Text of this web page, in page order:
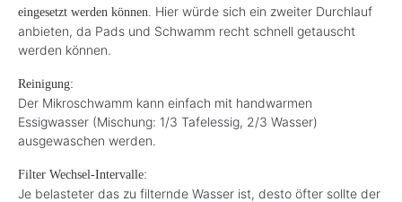
eingesetzt werden können. Hier würde sich ein zweiter Durchlauf
anbieten, da Pads und Schwamm recht schnell getauscht
werden können.
Reinigung:
Der Mikroschwamm kann einfach mit handwarmen
Essigwasser (Mischung: 1/3 Tafelessig, 2/3 Wasser)
ausgewaschen werden.
Filter Wechsel-Intervalle:
Je belasteter das zu filternde Wasser ist, desto öfter sollte der